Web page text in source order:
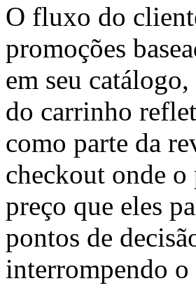
O fluxo do
promoções
em seu
do carrinho
como parte da
checkout onde
preço que eles
pontos de
interrompendo